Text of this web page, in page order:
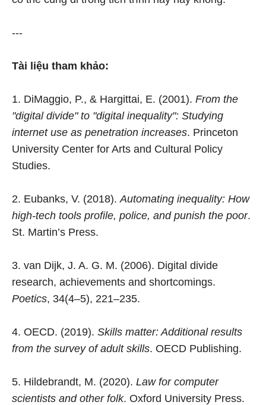
---
Tài liệu tham khảo:
1. DiMaggio, P., & Hargittai, E. (2001). From the
"digital divide" to "digital inequality": Studying
internet use as penetration increases. Princeton
University Center for Arts and Cultural Policy
Studies.
2. Eubanks, V. (2018).Automating inequality: How
high-tech tools profile, police, and punish the poor.
St. Martin’s Press.
3. van Dijk, J. A. G. M. (2006). Digital divide
research, achievements and shortcomings.
Poetics, 34(4–5), 221–235.
4. OECD. (2019). Skills matter: Additional results
from the survey of adult skills. OECD Publishing.
5. Hildebrandt, M. (2020). Law for computer
scientists and other folk. Oxford University Press.